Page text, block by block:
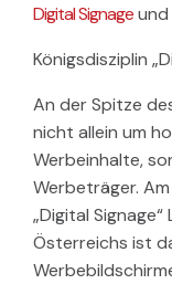
Digital Signage
Königsdisziplin
An der Spitze
nicht allein um
Werbeinhalte,
Werbeträger. Am
„Digital
Österreichs ist